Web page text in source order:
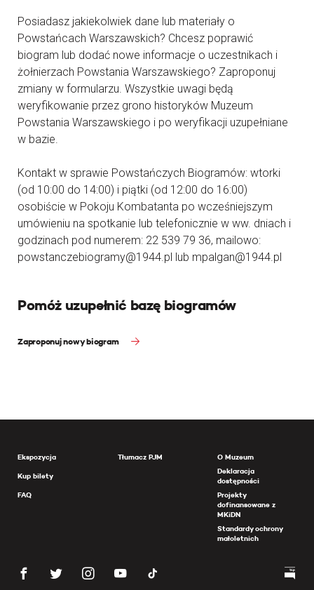
Posiadasz jakiekolwiek dane lub materiały o
Powstańcach Warszawskich? Chcesz poprawić
biogram lub dodać nowe informacje o uczestnikach i
żołnierzach Powstania Warszawskiego? Zaproponuj
zmiany w formularzu. Wszystkie uwagi będą
weryfikowanie przez grono historyków Muzeum
Powstania Warszawskiego i po weryfikacji uzupełniane
w bazie.
Kontakt w sprawie Powstańczych Biogramów: wtorki
(od 10:00 do 14:00) i piątki (od 12:00 do 16:00)
osobiście w Pokoju Kombatanta po wcześniejszym
umówieniu na spotkanie lub telefonicznie w ww. dniach i
godzinach pod numerem: 22 539 79 36, mailowo:
powstanczebiogramy@1944.pl lub mpalgan@1944.pl
Pomóż uzupełnić bazę biogramów
Zaproponuj nowy biogram
Ekspozycja
Kup bilety
FAQ
Tłumacz PJM
O Muzeum
Deklaracja
dostępności
Projekty
dofinansowane z
MKiDN
Standardy ochrony
małoletnich